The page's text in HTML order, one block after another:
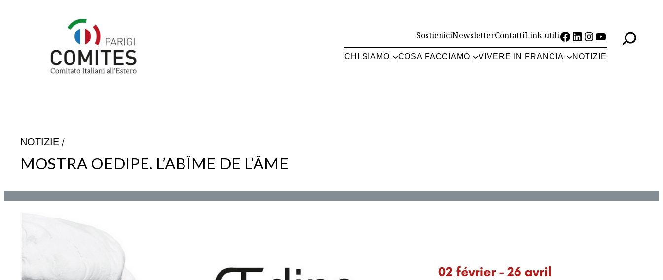
SostieniciNewsletterContattiLink utiliFacebook
LinkedIn
Instagram
YouTube
CHI SIAMO COSA FACCIAMO VIVERE IN FRANCIA NOTIZIE
NOTIZIE /
MOSTRA OEDIPE. L’ABÎME DE L’ÂME